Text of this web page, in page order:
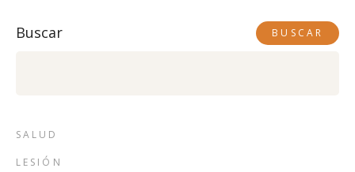
Buscar BUSCAR
SALUD
LESIÓN